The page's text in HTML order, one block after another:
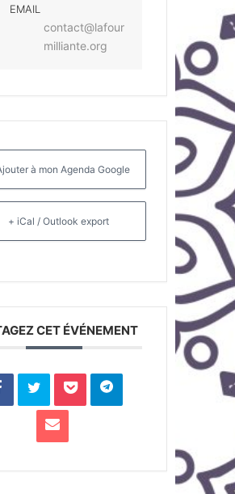
EMAIL
contact@lafour
milliante.org
à mon Agenda Google
+ iCal / Outlook export
CET ÉVÉNEMENT